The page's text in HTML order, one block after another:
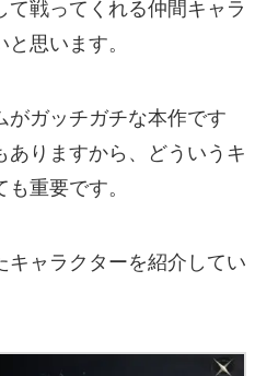
戦ってくれる仲間キャラ
思います。
がガッチガチな本作です
りますから、どういうキ
重要です。
ャラクターを紹介してい